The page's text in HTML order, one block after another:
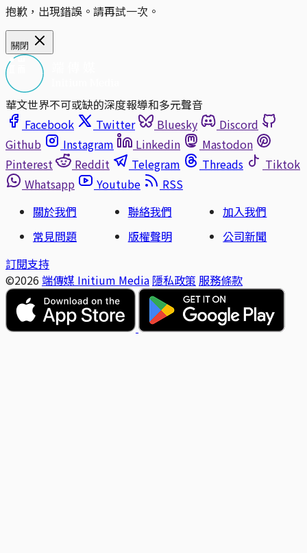
抱歉，出現錯誤。請再試一次。
關閉
華文世界不可或缺的深度報導和多元聲音
Facebook
Twitter Bluesky
Discord
Github
Instagram Linkedin
Mastodon
Pinterest
Reddit Telegram Threads
Tiktok
Whatsapp
Youtube
RSS
關於我們
聯絡我們
加入我們
常見問題
版權聲明
公司新聞
訂閱支持
©2026 端傳媒 Initium Media 隱私政策 服務條款